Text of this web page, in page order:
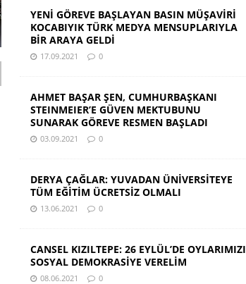
YENİ GÖREVE BAŞLAYAN BASIN MÜŞAVİRİ
KOCABIYIK TÜRK MEDYA MENSUPLARIYLA
BİR ARAYA GELDİ
17.09.2021 0
AHMET BAŞAR ŞEN, CUMHURBAŞKANI
STEINMEIER’E GÜVEN MEKTUBUNU
SUNARAK GÖREVE RESMEN BAŞLADI
03.09.2021 0
DERYA ÇAĞLAR: YUVADAN ÜNİVERSİTEYE
TÜM EĞİTİM ÜCRETSİZ OLMALI
13.06.2021 0
CANSEL KIZILTEPE: 26 EYLÜL’DE OYLARIMIZI
SOSYAL DEMOKRASİYE VERELİM
08.06.2021 0